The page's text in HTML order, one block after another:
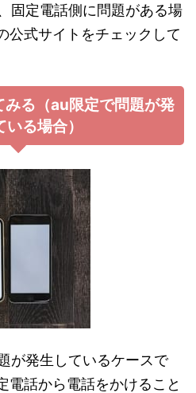
固定電話側に問題がある場
公式サイトをチェックして
みる（au限定で問題が発
る場合）
が発生しているケースで
電話から電話をかけること